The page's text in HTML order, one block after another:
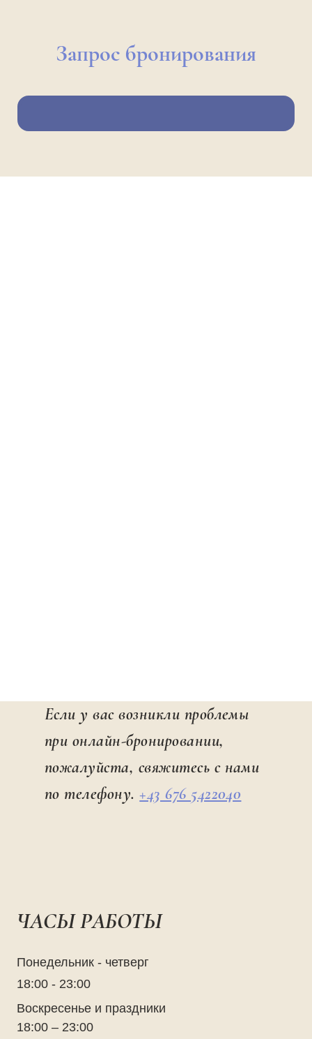
Если у вас возникли проблемы
при онлайн-бронировании,
пожалуйста, свяжитесь с нами
по телефону.+43 676 5422040
Запрос бронирования
ЧАСЫ РАБОТЫ
Понедельник - четверг
18:00 - 23:00
Воскресенье и праздники
18:00 – 23:00